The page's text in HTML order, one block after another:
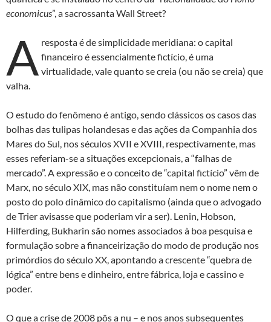
economicus”, a sacrossanta Wall Street?
A resposta é de simplicidade meridiana: o capital
financeiro é essencialmente fictício, é uma
virtualidade, vale quanto se creia (ou não se creia) que
valha.
O estudo do fenômeno é antigo, sendo clássicos os casos das
bolhas das tulipas holandesas e das ações da Companhia dos
Mares do Sul, nos séculos XVII e XVIII, respectivamente, mas
esses referiam-se a situações excepcionais, a “falhas de
mercado”. A expressão e o conceito de “capital fictício” vêm de
Marx, no século XIX, mas não constituíam nem o nome nem o
posto do polo dinâmico do capitalismo (ainda que o advogado
de Trier avisasse que poderiam vir a ser). Lenin, Hobson,
Hilferding, Bukharin são nomes associados à boa pesquisa e
formulação sobre a financeirização do modo de produção nos
primórdios do século XX, apontando a crescente “quebra de
lógica” entre bens e dinheiro, entre fábrica, loja e cassino e
poder.
O que a crise de 2008 pôs a nu – e nos anos subsequentes